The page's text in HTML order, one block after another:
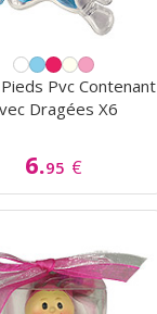
Pvc Contenant
Dragées X6
6.95 €